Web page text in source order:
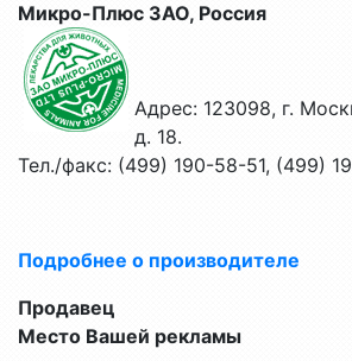
Микро-Плюс ЗАО, Россия
Адрес: 123098, г.
д. 18.
Тел./факс: (499) 190-58-51, (499)
Подробнее о производителе
Продавец
Место Вашей рекламы